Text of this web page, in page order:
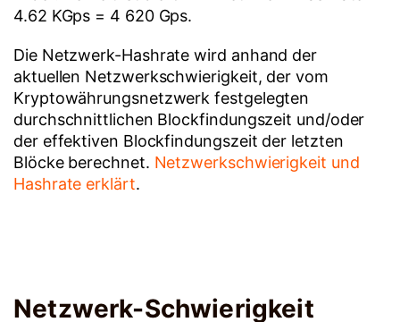
4.62 KGps = 4 620 Gps.
Die Netzwerk-Hashrate wird anhand der
aktuellen Netzwerkschwierigkeit, der vom
Kryptowährungsnetzwerk festgelegten
durchschnittlichen Blockfindungszeit und/oder
der effektiven Blockfindungszeit der letzten
Blöcke berechnet. Netzwerkschwierigkeit und
Hashrate erklärt.
Netzwerk-Schwierigkeit